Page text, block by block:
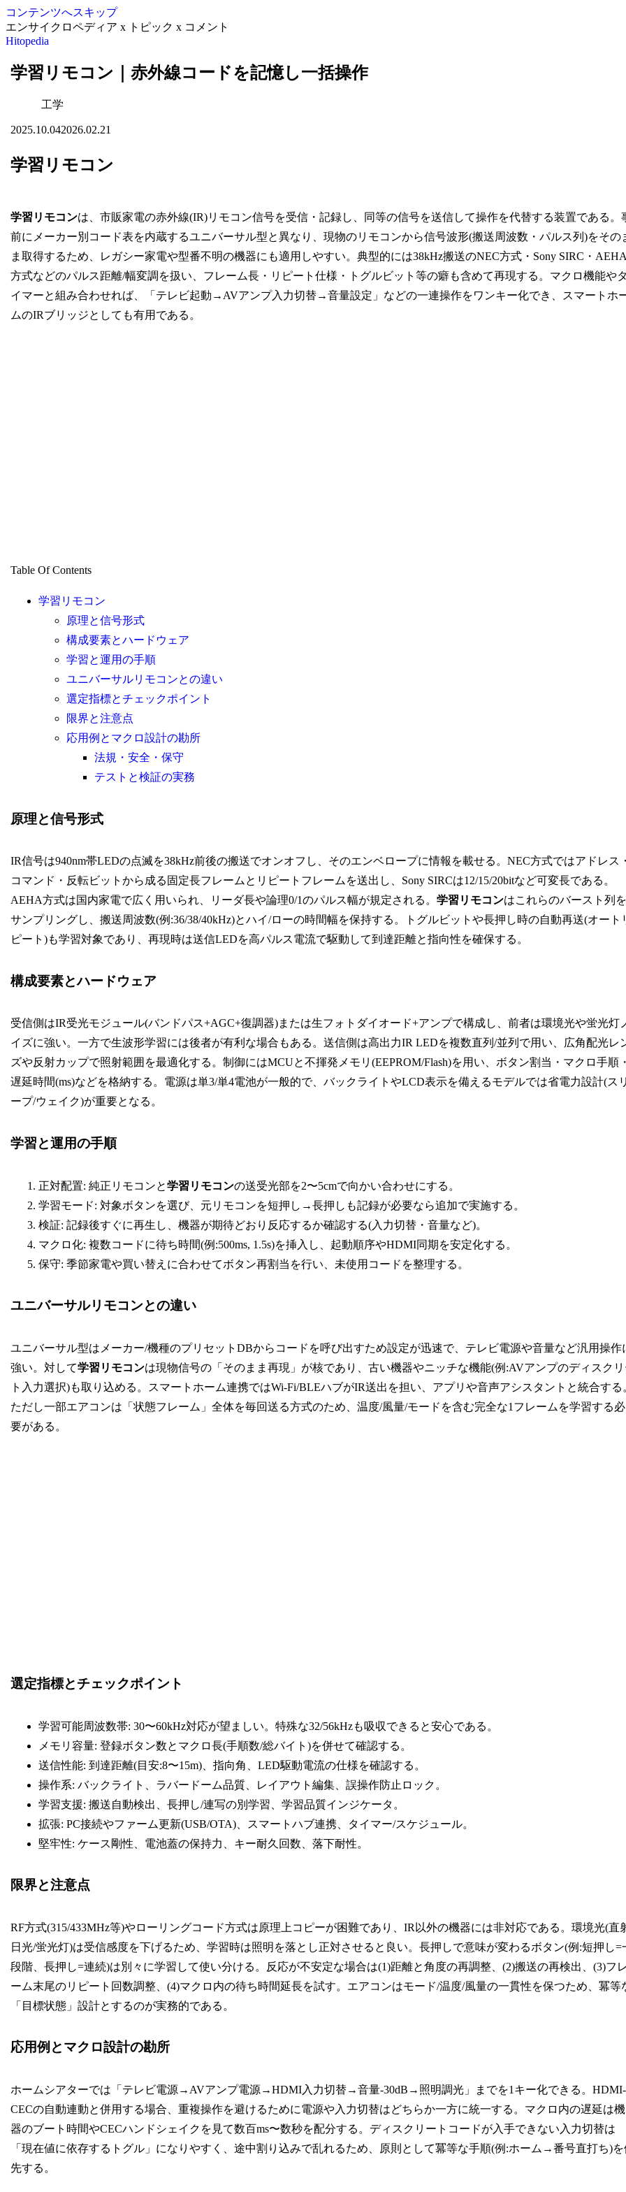
コンテンツへスキップ
エンサイクロペディア x トピック x コメント
Hitopedia
学習リモコン｜赤外線コードを記憶し一括操作
工学
2025.10.042026.02.21
学習リモコン
学習リモコンは、市販家電の赤外線(IR)リモコン信号を受信・記録し、同等の信号を送信して操作を代替する装置である。
前にメーカー別コード表を内蔵するユニバーサル型と異なり、現物のリモコンから信号波形(搬送周波数・パルス列)をその
ま取得するため、レガシー家電や型番不明の機器にも適用しやすい。典型的には38kHz搬送のNEC方式・Sony SIRC・AEHA
方式などのパルス距離/幅変調を扱い、フレーム長・リピート仕様・トグルビット等の癖も含めて再現する。マクロ機能やタ
イマーと組み合わせれば、「テレビ起動→AVアンプ入力切替→音量設定」などの一連操作をワンキー化でき、スマートホ
ムのIRブリッジとしても有用である。
Table Of Contents
学習リモコン
原理と信号形式
構成要素とハードウェア
学習と運用の手順
ユニバーサルリモコンとの違い
選定指標とチェックポイント
限界と注意点
応用例とマクロ設計の勘所
法規・安全・保守
テストと検証の実務
原理と信号形式
IR信号は940nm帯LEDの点滅を38kHz前後の搬送でオンオフし、そのエンベロープに情報を載せる。NEC方式ではアドレス・
コマンド・反転ビットから成る固定長フレームとリピートフレームを送出し、Sony SIRCは12/15/20bitなど可変長である。
AEHA方式は国内家電で広く用いられ、リーダ長や論理0/1のパルス幅が規定される。 学習リモコンはこれらのバースト列を
サンプリングし、搬送周波数(例:36/38/40kHz)とハイ/ローの時間幅を保持する。トグルビットや長押し時の自動再送(オート
ピート)も学習対象であり、再現時は送信LEDを高パルス電流で駆動して到達距離と指向性を確保する。
構成要素とハードウェア
受信側はIR受光モジュール(バンドパス+AGC+復調器)または生フォトダイオード+アンプで構成し、前者は環境光や蛍光灯
イズに強い。一方で生波形学習には後者が有利な場合もある。送信側は高出力IR LEDを複数直列/並列で用い、広角配光レ
ズや反射カップで照射範囲を最適化する。制御にはMCUと不揮発メモリ(EEPROM/Flash)を用い、ボタン割当・マクロ手順・
遅延時間(ms)などを格納する。電源は単3/単4電池が一般的で、バックライトやLCD表示を備えるモデルでは省電力設計(スリ
ープ/ウェイク)が重要となる。
学習と運用の手順
正対配置: 純正リモコンと学習リモコンの送受光部を2〜5cmで向かい合わせにする。
学習モード: 対象ボタンを選び、元リモコンを短押し→長押しも記録が必要なら追加で実施する。
検証: 記録後すぐに再生し、機器が期待どおり反応するか確認する(入力切替・音量など)。
マクロ化: 複数コードに待ち時間(例:500ms, 1.5s)を挿入し、起動順序やHDMI同期を安定化する。
保守: 季節家電や買い替えに合わせてボタン再割当を行い、未使用コードを整理する。
ユニバーサルリモコンとの違い
ユニバーサル型はメーカー/機種のプリセットDBからコードを呼び出すため設定が迅速で、テレビ電源や音量など汎用操作
強い。対して学習リモコンは現物信号の「そのまま再現」が核であり、古い機器やニッチな機能(例:AVアンプのディスクリ
ト入力選択)も取り込める。スマートホーム連携ではWi-Fi/BLEハブがIR送出を担い、アプリや音声アシスタントと統合する
ただし一部エアコンは「状態フレーム」全体を毎回送る方式のため、温度/風量/モードを含む完全な1フレームを学習する必
要がある。
選定指標とチェックポイント
学習可能周波数帯: 30〜60kHz対応が望ましい。特殊な32/56kHzも吸収できると安心である。
メモリ容量: 登録ボタン数とマクロ長(手順数/総バイト)を併せて確認する。
送信性能: 到達距離(目安:8〜15m)、指向角、LED駆動電流の仕様を確認する。
操作系: バックライト、ラバードーム品質、レイアウト編集、誤操作防止ロック。
学習支援: 搬送自動検出、長押し/連写の別学習、学習品質インジケータ。
拡張: PC接続やファーム更新(USB/OTA)、スマートハブ連携、タイマー/スケジュール。
堅牢性: ケース剛性、電池蓋の保持力、キー耐久回数、落下耐性。
限界と注意点
RF方式(315/433MHz等)やローリングコード方式は原理上コピーが困難であり、IR以外の機器には非対応である。環境光(直
日光/蛍光灯)は受信感度を下げるため、学習時は照明を落とし正対させると良い。長押しで意味が変わるボタン(例:短押し=
段階、長押し=連続)は別々に学習して使い分ける。反応が不安定な場合は(1)距離と角度の再調整、(2)搬送の再検出、(3)フレ
ーム末尾のリピート回数調整、(4)マクロ内の待ち時間延長を試す。エアコンはモード/温度/風量の一貫性を保つため、冪等
「目標状態」設計とするのが実務的である。
応用例とマクロ設計の勘所
ホームシアターでは「テレビ電源→AVアンプ電源→HDMI入力切替→音量-30dB→照明調光」までを1キー化できる。HDMI-
CECの自動連動と併用する場合、重複操作を避けるために電源や入力切替はどちらか一方に統一する。マクロ内の遅延は機
器のブート時間やCECハンドシェイクを見て数百ms〜数秒を配分する。ディスクリートコードが入手できない入力切替は
「現在値に依存するトグル」になりやすく、途中割り込みで乱れるため、原則として冪等な手順(例:ホーム→番号直打ち)を
先する。